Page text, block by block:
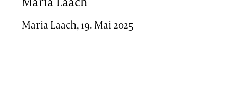
Maria Laach, 19. Mai 2025